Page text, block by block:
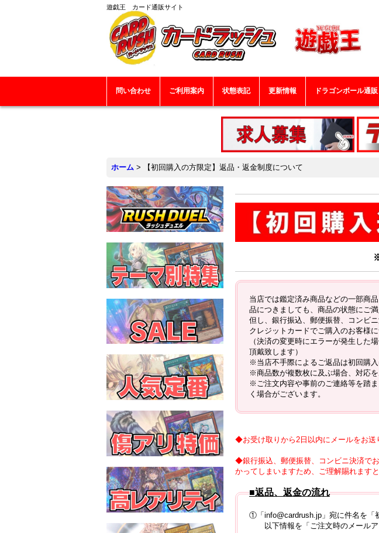
遊戯王 カード通販サイト
問い合わせ ご利用案内 状態表記 更新情報 ドラゴンボール通販
ホーム > 【初回購入の方限定】返品・返金制度について
当店では鑑定済み商品などの一部商
品につきましても、商品の状態にご
但し、銀行振込、郵便振替、コンビ
クレジットカードでご購入のお客様
（決済の変更時にエラーが発生した
頂戴致します）
※当店不手際によるご返品は初回購
※商品数が複数枚に及ぶ場合、対応
※ご注文内容や事前のご連絡等を踏
く場合がございます。
◆お受け取りから2日以内にメールをお送
◆銀行振込、郵便振替、コンビニ決済で
かってしまいますため、ご理解賜れますと
■返品、返金の流れ
①「info@cardrush.jp」 宛に件名を「
以下情報を「ご注文時のメールア